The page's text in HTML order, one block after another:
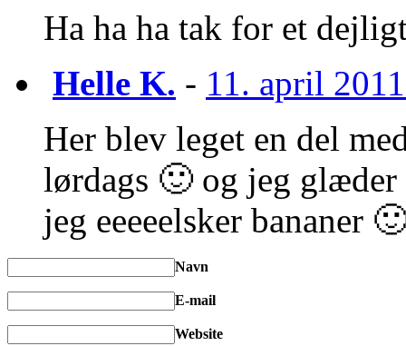
Ha ha ha tak for et
Helle K. - 11. april
Her blev leget en del
lørdags 🙂 og jeg
jeg eeeeelsker bananer
Navn
E-mail
Website